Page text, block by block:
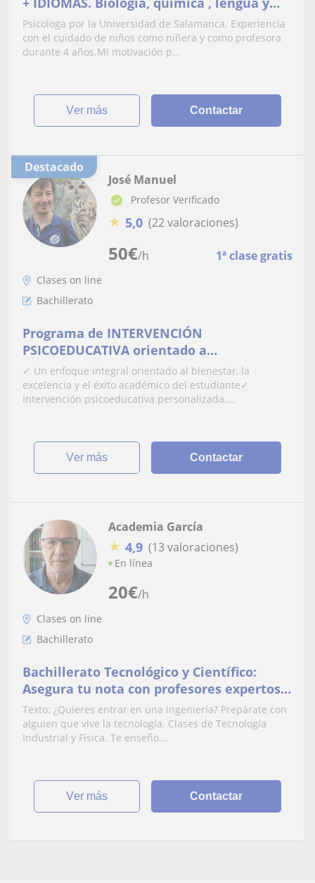
literatura , geografía, historia,
matemáticas, ingles y francés
Psicologa por la Universidad de Salamanca. Experiencia
con el cuidado de niños como niñera y como profesora
durante 4 años.Mi motivación p...
ver más Contactar
Destacado
50€/h 1ª clase gratis
José Manuel
Profesor Verificado
★ 5,0 (22 valoraciones)
Clases on line
Bachillerato
Programa de INTERVENCIÓN
PSICOEDUCATIVA orientado a
optimización del rendimiento académico,
mejora de la motivación y adquisición de
estrategias de aprendizaje en
EDUCACIÓN
✓ Un enfoque integral orientado al bienestar, la
excelencia y el éxito académico del estudiante✓
Intervención psicoeducativa personalizada,...
ver más Contactar
20€/h
Academia García
★ 4,9 (13 valoraciones)
En línea
Clases on line
Bachillerato
Bachillerato Tecnológico y Científico:
Asegura tu nota con profesores expertos
en ingenieria
Texto: ¿Quieres entrar en una ingeniería? Prepárate con
alguien que vive la tecnología. Clases de Tecnología
Industrial y Física. Te enseño...
ver más Contactar